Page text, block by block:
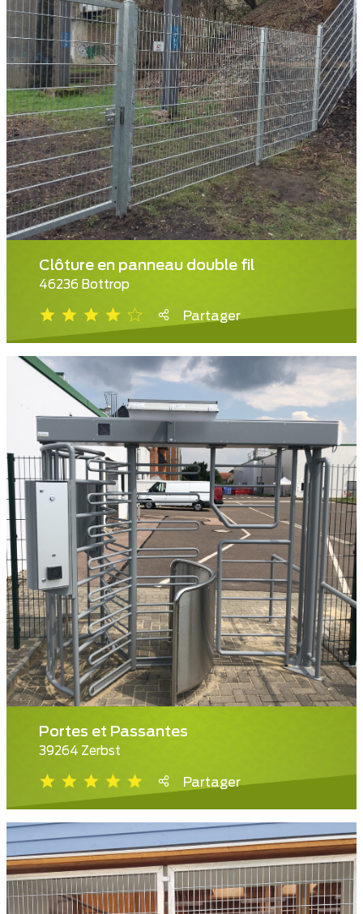
Clôture en panneau double fil
46236 Bottrop
Partager
Portes et Passantes
39264 Zerbst
Partager